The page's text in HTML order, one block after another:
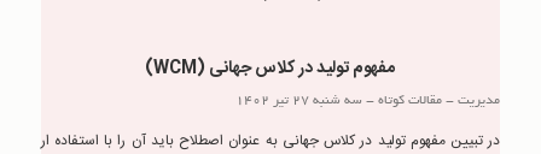
مفهوم تولید در کلاس جهانی (WCM)
مدیریت-مقالات کوتاه- سه شنبه 27 تیر 1402
در تبیین مفهوم تولید در کلاس جهانی به عنوان اصطلاح باید آن را با استفاده ار